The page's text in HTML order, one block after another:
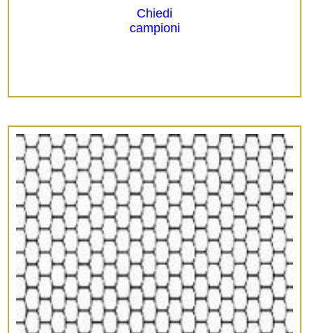
Chiedi
campioni